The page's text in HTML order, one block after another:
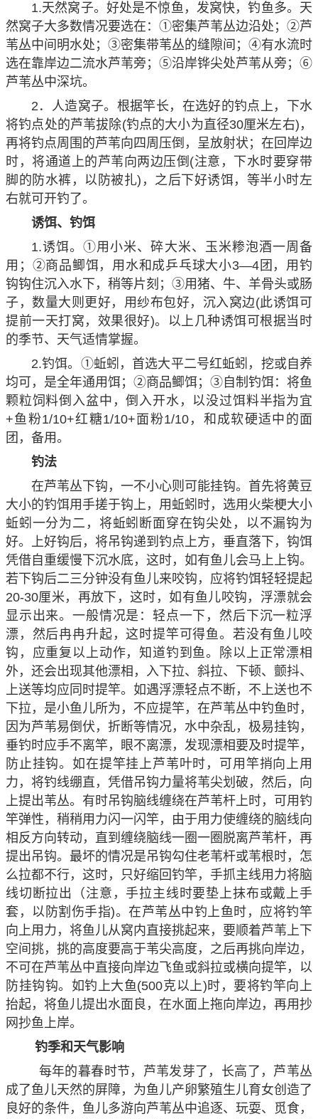
1.天然窝子。好处是不惊鱼，发窝快，钓鱼多。天
然窝子大多数情况要选在：①密集芦苇丛边沿处；②芦
苇丛中间明水处；③密集带苇丛的缝隙间；④有水流时
选在靠岸边二流水芦苇旁；⑤沿岸铧尖处芦苇从旁；⑥
芦苇丛中深坑。
2．人造窝子。根据竿长，在选好的钓点上，下水
将钓点处的芦苇拔除(钓点的大小为直径30厘米左右)，
再将钓点周围的芦苇向四周压倒，呈放射状；在回岸边
时，将通道上的芦苇向两边压倒(注意，下水时要穿带
脚的防水裤，以防被扎)，之后下好诱饵，等半小时左
右就可开钓了。
诱饵、钓饵
1.诱饵。①用小米、碎大米、玉米糁泡酒一周备
用；②商品鲫饵，用水和成乒乓球大小3—4团，用钓
钩钩住沉入水下，稍等片刻；③用猪、牛、羊骨头或肠
子，数量大则更好，用纱布包好，沉入窝边(此诱饵可
提前一天打窝，效果很好)。以上几种诱饵可根据当时
的季节、天气适情掌握。
2.钓饵。①蚯蚓，首选大平二号红蚯蚓，挖或自养
均可，是全年通用饵；②商品鲫饵；③自制钓饵：将鱼
颗粒饲料倒入盆中，倒入开水，以没过饵料半指为宜
+鱼粉1/10+红糖1/10+面粉1/10，和成软硬适中的面
团，备用。
钓法
在芦苇丛下钩，一不小心则可能挂钩。首先将黄豆
大小的钓饵用手搓于钩上，用蚯蚓时，选用火柴梗大小
蚯蚓一分为二，将蚯蚓断面穿在钩尖处，以不漏钩为
好。上好钩后，将吊钩递到钓点上方，垂直落下，钩饵
凭借自重缓慢下沉水底，这时，如有鱼儿会马上上钩。
若下钩后二三分钟没有鱼儿来咬钩，应将钓饵轻轻提起
20-30厘米，再放下，这时，如有鱼儿咬钩，浮漂就会
显示出来。一般情况是：轻点一下，然后下沉一粒浮
漂，然后冉冉升起，这时提竿可得鱼。若没有鱼儿咬
钩，应重复以上动作，知道钓到鱼。除以上正常漂相
外，还会出现其他漂相，入下拉、斜拉、下顿、颤抖、
上送等均应同时提竿。如遇浮漂轻点不断，不上送也不
下拉，是小鱼儿所为，不应提竿，在芦苇丛中钓鱼时，
因为芦苇易倒伏，折断等情况，水中杂乱，极易挂钩，
垂钓时应手不离竿，眼不离漂，发现漂相要及时提竿，
防止挂钩。如在提竿挂上芦苇叶时，可用竿捎向上用
力，将钓线绷直，凭借吊钩力量将苇尖划破，然后，向
上提出苇丛。有时吊钩脑线缠绕在芦苇杆上时，可用钓
竿弹性，稍稍用力闪一闪竿，由于用力使缠绕的脑线向
相反方向转动，直到缠绕脑线一圈一圈脱离芦苇杆，再
提出吊钩。最坏的情况是吊钩勾住老苇杆或苇根时，怎
么拉都不行，这时，只好缩回钓竿，手抓主线用力将脑
线切断拉出（注意，手拉主线时要垫上抹布或戴上手
套，以防割伤手指)。在芦苇丛中钓上鱼时，应将钓竿
向上用力，将鱼儿从窝内直接挑起来，要顺着芦苇上下
空间挑，挑的高度要高于苇尖高度，之后再挑向岸边，
不可在芦苇丛中直接向岸边飞鱼或斜拉或横向提竿，以
防挂钩钩。如钓上大鱼(500克以上)时，要将钓竿向上
抬起，将鱼儿提出水面良，在水面上拖向岸边，再用抄
网抄鱼上岸。
钓季和天气影响
每年的暮春时节，芦苇发芽了，长高了，芦苇丛
成了鱼儿天然的屏障，为鱼儿产卵繁殖生儿育女创造了
良好的条件，鱼儿多游向芦苇丛中追逐、玩耍、觅食，